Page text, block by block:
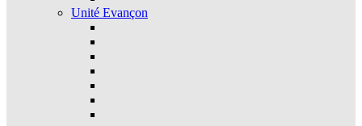
Unité Evançon